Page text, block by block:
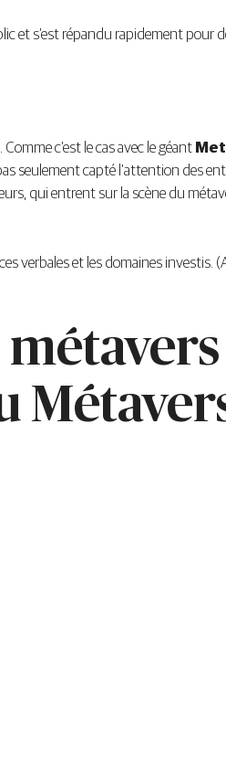
et s’est répandu rapidement pour
c’est le cas avec le géant
seulement capté l’attention des
qui entrent sur la scène du
verbales et les domaines investis.